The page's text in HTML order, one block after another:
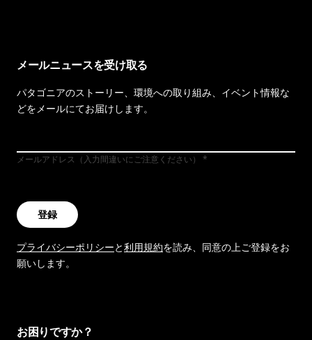
メールニュースを受け取る
パタゴニアのストーリー、環境への取り組み、イベント情報な
どをメールにてお届けします。
メールアドレス（入力間違いにご注意ください）
登録
プライバシーポリシーと利用規約を読み、同意の上ご登録をお
願いします。
お困りですか？